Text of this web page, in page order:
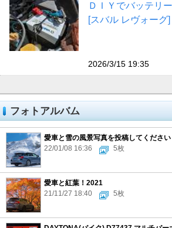
ＤＩＹでバッテリ
[スバル レヴォーグ]
2026/3/15 19:35
フォトアルバム
愛車と雪の風景写真を投稿してください
22/01/08 16:36
5枚
愛車と紅葉！2021
21/11/27 18:40
5枚